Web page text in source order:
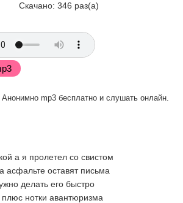
Скачано: 346 раз(а)
mp3 бесплатно и слушать онлайн.
а я пролетел со свистом
асфальте оставят письма
делать его быстро
нотки авантюризма